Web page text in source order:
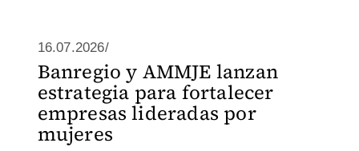
16.07.2026/
Banregio y AMMJE lanzan
estrategia para fortalecer
empresas lideradas por
mujeres